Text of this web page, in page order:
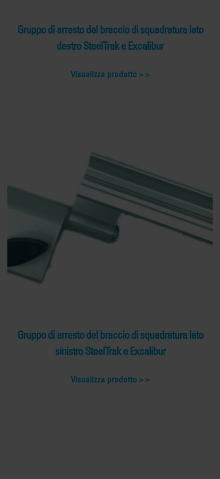
Gruppo di arresto del braccio di squadratura lato
destro SteelTrak e Excalibur
Visualizza prodotto >
Gruppo di arresto del braccio di squadratura lato
sinistro SteelTrak e Excalibur
Visualizza prodotto >